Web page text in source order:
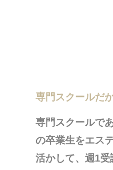
専門スクールだ
専門スクールで
の卒業生をエス
活かして、週1